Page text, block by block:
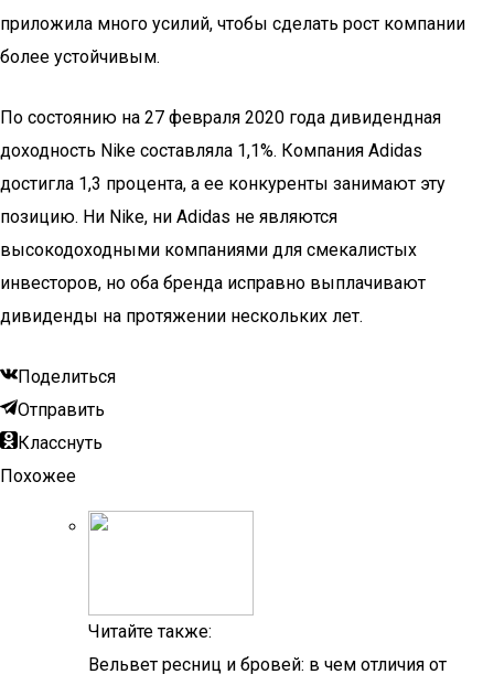
приложила много усилий, чтобы сделать рост компании
более устойчивым.
По состоянию на 27 февраля 2020 года дивидендная
доходность Nike составляла 1,1%. Компания Adidas
достигла 1,3 процента, а ее конкуренты занимают эту
позицию. Ни Nike, ни Adidas не являются
высокодоходными компаниями для смекалистых
инвесторов, но оба бренда исправно выплачивают
дивиденды на протяжении нескольких лет.
Поделиться
Отправить
Класснуть
Похожее
Читайте также:
Вельвет ресниц и бровей: в чем отличия от